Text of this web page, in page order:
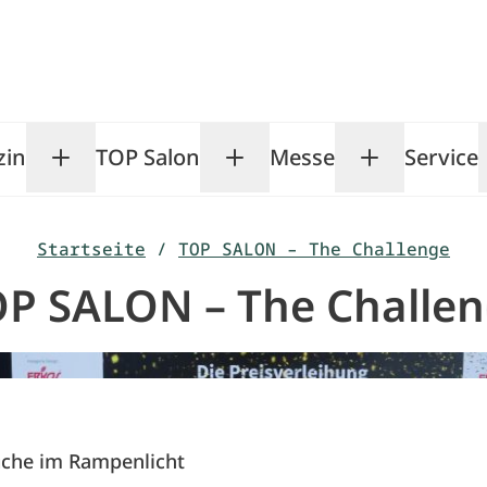
Toggle Magazin submenu
TOP Salon Toggle TOP Salon
Messe ToggleService
Startseite / TOP SALON – The Challenge
SALON – The
im Rampenlicht